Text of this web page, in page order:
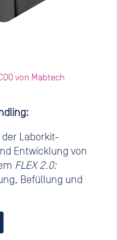
von Mabtech
Laborkit-
Entwicklung von
FLEX 2.0:
Befüllung und